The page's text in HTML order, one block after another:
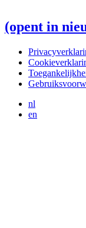
(opent in
nl
en